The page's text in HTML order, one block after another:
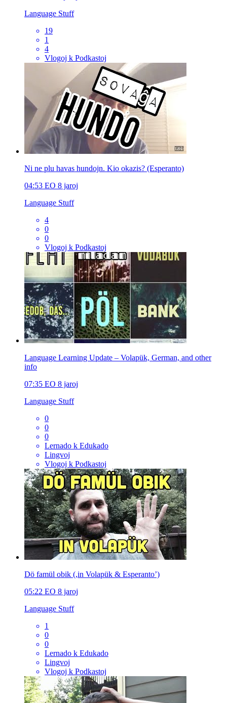
Language Stuff
19
1
4
Vlogoj k Podkastoj
Ni ne plu havas hundojn. Kio okazis? (Esperanto)
04:53 EO 8 jaroj
Language Stuff
4
0
0
Vlogoj k Podkastoj
Language Learning Update – Volapük, German, and other
info
07:35 EO 8 jaroj
Language Stuff
0
0
0
Lernado k Edukado
Lingvoj
Vlogoj k Podkastoj
Dö famül obik (,in Volapük & Esperanto’)
05:22 EO 8 jaroj
Language Stuff
1
0
0
Lernado k Edukado
Lingvoj
Vlogoj k Podkastoj